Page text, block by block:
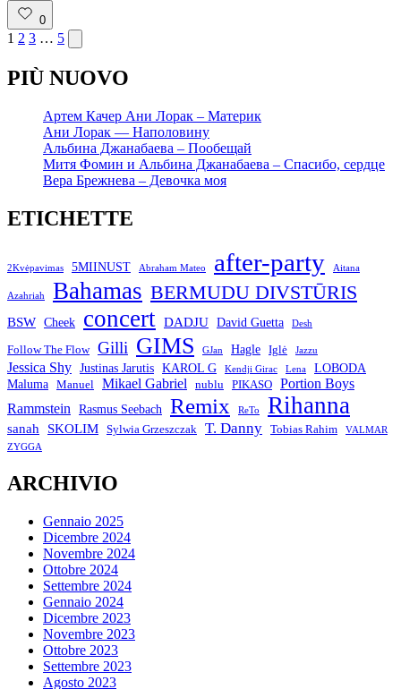
0
Paginazione
degli
articoli
1 2 3 … 5 Next
page
PIÙ NUOVO
Артем Качер Ани Лорак – Материк
Ани Лорак — Наполовину
Альбина Джанабаева – Пообещай
Митя Фомин и Альбина Джанабаева – Спасибо, сердце
Вера Брежнева – Девочка моя
ETICHETTE
2Kvėpavimas 5MIINUST Abraham Mateo after-party Aitana
Azahriah Bahamas BERMUDU DIVSTŪRIS
BSW Cheek concert DADJU David Guetta Desh
Follow The Flow Gilli GIMS GJan Hagle Iglė Jazzu
Jessica Shy Justinas Jarutis KAROL G Kendji Girac Lena LOBODA
Maluma Manuel Mikael Gabriel nublu PIKASO
Portion Boys
Rammstein Rasmus Seebach Remix ReTo Rihanna
sanah SKOLIM Sylwia Grzeszczak T. Danny Tobias Rahim VALMAR
ZYGGA
ARCHIVIO
Gennaio 2025
Dicembre 2024
Novembre 2024
Ottobre 2024
Settembre 2024
Gennaio 2024
Dicembre 2023
Novembre 2023
Ottobre 2023
Settembre 2023
Agosto 2023